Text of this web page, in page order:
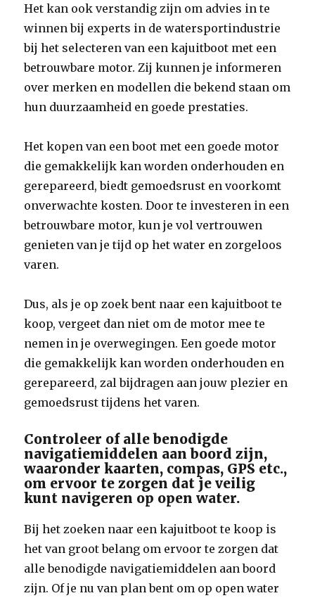
Het kan ook verstandig zijn om advies in te
winnen bij experts in de watersportindustrie
bij het selecteren van een kajuitboot met een
betrouwbare motor. Zij kunnen je informeren
over merken en modellen die bekend staan om
hun duurzaamheid en goede prestaties.
Het kopen van een boot met een goede motor
die gemakkelijk kan worden onderhouden en
gerepareerd, biedt gemoedsrust en voorkomt
onverwachte kosten. Door te investeren in een
betrouwbare motor, kun je vol vertrouwen
genieten van je tijd op het water en zorgeloos
varen.
Dus, als je op zoek bent naar een kajuitboot te
koop, vergeet dan niet om de motor mee te
nemen in je overwegingen. Een goede motor
die gemakkelijk kan worden onderhouden en
gerepareerd, zal bijdragen aan jouw plezier en
gemoedsrust tijdens het varen.
Controleer of alle benodigde
navigatiemiddelen aan boord zijn,
waaronder kaarten, compas, GPS etc.,
om ervoor te zorgen dat je veilig
kunt navigeren op open water.
Bij het zoeken naar een kajuitboot te koop is
het van groot belang om ervoor te zorgen dat
alle benodigde navigatiemiddelen aan boord
zijn. Of je nu van plan bent om op open water